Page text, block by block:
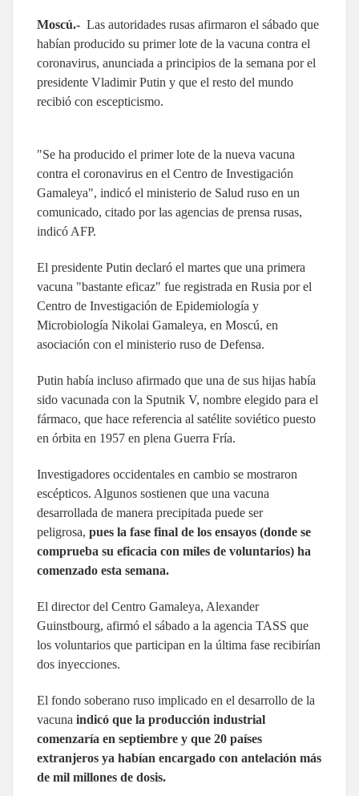
Moscú.- Las autoridades rusas afirmaron el sábado que
habían producido su primer lote de la vacuna contra el
coronavirus, anunciada a principios de la semana por el
presidente Vladimir Putin y que el resto del mundo
recibió con escepticismo.
"Se ha producido el primer lote de la nueva vacuna
contra el coronavirus en el Centro de Investigación
Gamaleya", indicó el ministerio de Salud ruso en un
comunicado, citado por las agencias de prensa rusas,
indicó AFP.
El presidente Putin declaró el martes que una primera
vacuna "bastante eficaz" fue registrada en Rusia por el
Centro de Investigación de Epidemiología y
Microbiología Nikolai Gamaleya, en Moscú, en
asociación con el ministerio ruso de Defensa.
Putin había incluso afirmado que una de sus hijas había
sido vacunada con la Sputnik V, nombre elegido para el
fármaco, que hace referencia al satélite soviético puesto
en órbita en 1957 en plena Guerra Fría.
Investigadores occidentales en cambio se mostraron
escépticos. Algunos sostienen que una vacuna
desarrollada de manera precipitada puede ser
peligrosa, pues la fase final de los ensayos (donde se
comprueba su eficacia con miles de voluntarios) ha
comenzado esta semana.
El director del Centro Gamaleya, Alexander
Guinstbourg, afirmó el sábado a la agencia TASS que
los voluntarios que participan en la última fase recibirían
dos inyecciones.
El fondo soberano ruso implicado en el desarrollo de la
vacuna indicó que la producción industrial
comenzaría en septiembre y que 20 países
extranjeros ya habían encargado con antelación más
de mil millones de dosis.